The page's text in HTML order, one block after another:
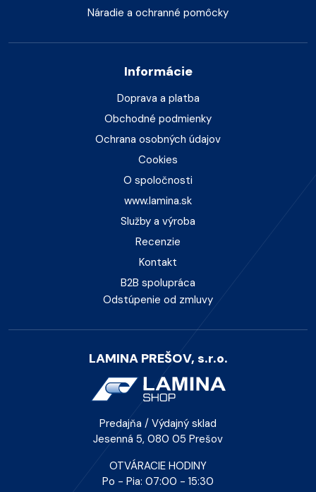
Náradie a ochranné pomôcky
Informácie
Doprava a platba
Obchodné podmienky
Ochrana osobných údajov
Cookies
O spoločnosti
www.lamina.sk
Služby a výroba
Recenzie
Kontakt
B2B spolupráca
Odstúpenie od zmluvy
LAMINA PREŠOV, s.r.o.
Predajňa / Výdajný sklad
Jesenná 5, 080 05 Prešov
OTVÁRACIE HODINY
Po - Pia: 07:00 - 15:30